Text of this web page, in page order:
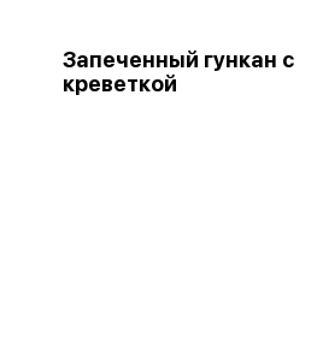
Запеченный гункан с
креветкой